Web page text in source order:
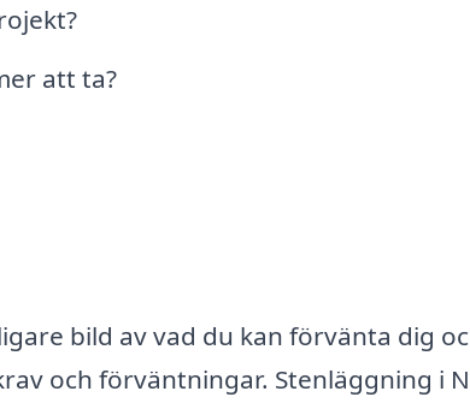
att ta?
bild av vad du kan förvänta dig
och förväntningar. Stenläggning i